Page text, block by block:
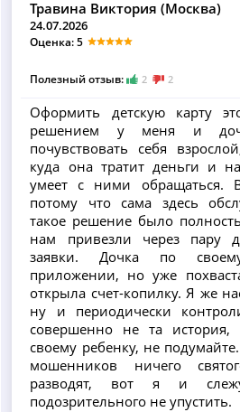
Травина Виктория (Москва)
24.07.2026
Оценка: 5
Полезный отзыв: 2 2
Оформить детскую карту
решением у меня и
почувствовать себя
куда она тратит деньги и
умеет с ними обращаться.
потому что сама здесь
такое решение было
нам привезли через пару
заявки. Дочка по
приложении, но уже
открыла счет-копилку. Я же
ну и периодически
совершенно не та
своему ребенку, не
мошенников ничего
разводят, вот я и
подозрительного не упустить.